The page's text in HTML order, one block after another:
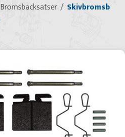
Bromsbacksatser
Skivbromsb